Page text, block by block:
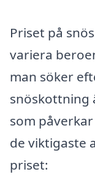
Priset på
variera
man söker
snöskottning
som
de viktigaste
priset: